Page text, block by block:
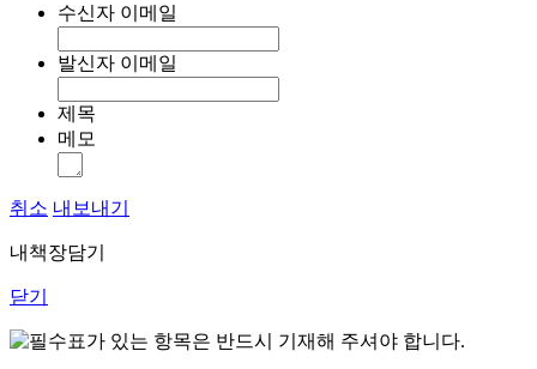
수신자 이메일
발신자 이메일
제목
메모
취소 내보내기
내책장담기
닫기
표가 있는 항목은 반드시 기재해 주셔야 합니다.